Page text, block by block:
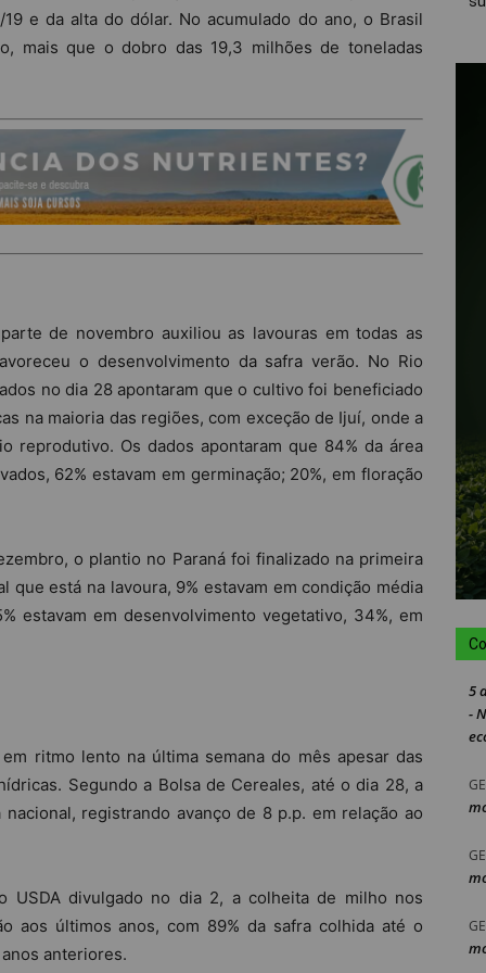
e da alta do dólar. No acumulado do ano, o Brasil
mais que o dobro das 19,3 milhões de toneladas
de novembro auxiliou as lavouras em todas as
o desenvolvimento da safra verão. No Rio
no dia 28 apontaram que o cultivo foi beneficiado
na maioria das regiões, com exceção de Ijuí, onde a
reprodutivo. Os dados apontaram que 84% da área
62% estavam em germinação; 20%, em floração
o plantio no Paraná foi finalizado na primeira
que está na lavoura, 9% estavam em condição média
estavam em desenvolvimento vegetativo, 34%, em
ritmo lento na última semana do mês apesar das
Segundo a Bolsa de Cereales, até o dia 28, a
registrando avanço de 8 p.p. em relação ao
USDA divulgado no dia 2, a colheita de milho nos
aos últimos anos, com 89% da safra colhida até o
anteriores.
5
-